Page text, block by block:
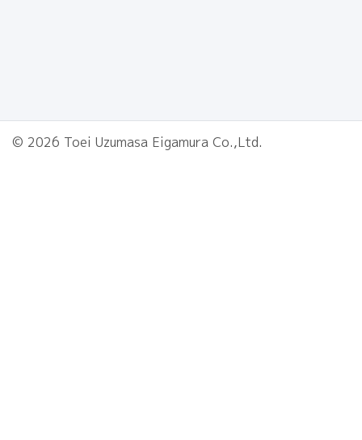
© 2026 Toei Uzumasa Eigamura Co.,Ltd.